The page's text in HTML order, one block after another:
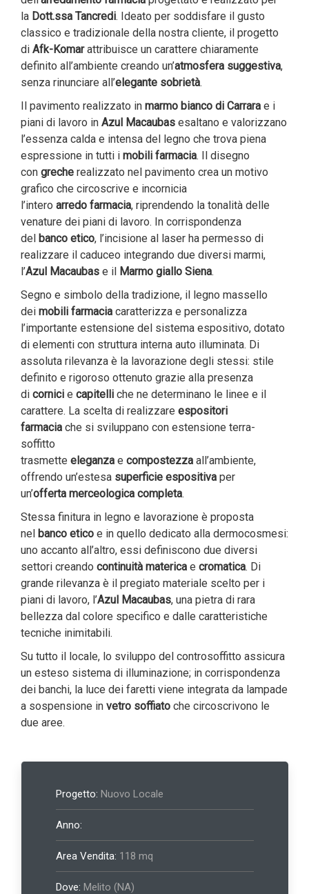
la Dott.ssa Tancredi. Ideato per soddisfare il gusto
classico e tradizionale della nostra cliente, il progetto
di Afk-Komarattribuisce un carattere chiaramente
definito all’ambiente creando un’atmosfera suggestiva,
senza rinunciare all’elegante sobrietà.
Il pavimento realizzato in marmo bianco di Carrara e i
piani di lavoro in Azul Macaubas esaltano e valorizzano
l’essenza calda e intensa del legno che trova piena
espressione in tutti i mobili farmacia. Il disegno
con greche realizzato nel pavimento crea un motivo
grafico che circoscrive e incornicia
l’intero arredo farmacia, riprendendo la tonalità delle
venature dei piani di lavoro. In corrispondenza
del banco etico, l’incisione al laser ha permesso di
realizzare il caduceo integrando due diversi marmi,
l’Azul Macaubas e il Marmo giallo Siena.
Segno e simbolo della tradizione, il legno massello
dei mobili farmacia caratterizza e personalizza
l’importante estensione del sistema espositivo, dotato
di elementi con struttura interna auto illuminata. Di
assoluta rilevanza è la lavorazione degli stessi: stile
definito e rigoroso ottenuto grazie alla presenza
di cornici e capitelli che ne determinano le linee e il
carattere. La scelta di realizzare espositori
farmacia che si sviluppano con estensione terra-
soffitto
trasmette eleganza e compostezza all’ambiente,
offrendo un’estesa superficie espositiva per
un’offerta merceologica completa.
Stessa finitura in legno e lavorazione è proposta
nel banco etico e in quello dedicato alla dermocosmesi:
uno accanto all’altro, essi definiscono due diversi
settori creando continuità materica e cromatica. Di
grande rilevanza è il pregiato materiale scelto per i
piani di lavoro, l’Azul Macaubas, una pietra di rara
bellezza dal colore specifico e dalle caratteristiche
tecniche inimitabili.
Su tutto il locale, lo sviluppo del controsoffitto assicura
un esteso sistema di illuminazione; in corrispondenza
dei banchi, la luce dei faretti viene integrata da lampade
a sospensione in vetro soffiato che circoscrivono le
due aree.
Progetto: Nuovo Locale
Anno:
Area Vendita: 118 mq
Dove: Melito (NA)